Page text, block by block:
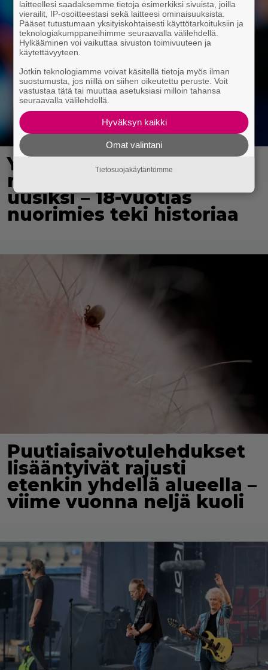
Yli 300 vuotta vanha
maailmanennätys meni
uusiksi – 18-vuotias
nuorimies teki historiaa
Puutiaisaivotulehdukset
lisääntyivät rajusti
etenkin yhdellä alueella –
viime vuonna neljä kuoli
laitteellesi saadaksemme tietoja esimerkiksi sivuista, joilla
vierailit, IP-osoitteestasi sekä laitteesi ominaisuuksista.
Pääset tutustumaan yksityiskohtaisesti käyttötarkoituksiin ja
teknologiakumppaneihimme seuraavalla välilehdellä.
Hylkääminen voi vaikuttaa sivuston toimivuuteen ja
käytettävyyteen.
Jotkin teknologiamme voivat käsitellä tietoja myös ilman
suostumusta, jos niillä on siihen oikeutettu peruste. Voit
vastustaa tätä tai muuttaa asetuksiasi milloin tahansa
seuraavalla välilehdellä.
Hyväksyn kaikki
Omat valintani
Tietosuojakäytäntömme